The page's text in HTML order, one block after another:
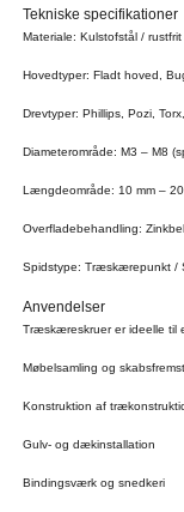
Tekniske specifikationer
Materiale: Kulstofstål /
Hovedtyper: Fladt hoved,
Drevtyper: Phillips, Pozi,
Diameterområde: M3 – M8
Længdeområde: 10 mm –
Overfladebehandling:
Spidstype: Træskærepunkt /
Anvendelser
Træskæreskruer er ideelle til
Møbelsamling og
Konstruktion af
Gulv- og dækinstallation
Bindingsværk og snedkeri